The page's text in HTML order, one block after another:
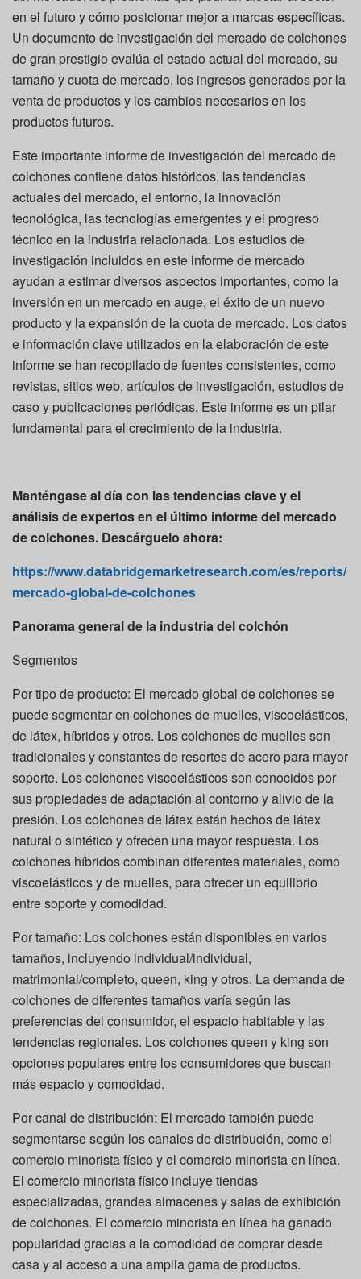
en el futuro y cómo posicionar mejor a marcas específicas.
Un documento de investigación del mercado de colchones
de gran prestigio evalúa el estado actual del mercado, su
tamaño y cuota de mercado, los ingresos generados por la
venta de productos y los cambios necesarios en los
productos futuros.
Este importante informe de investigación del mercado de
colchones contiene datos históricos, las tendencias
actuales del mercado, el entorno, la innovación
tecnológica, las tecnologías emergentes y el progreso
técnico en la industria relacionada. Los estudios de
investigación incluidos en este informe de mercado
ayudan a estimar diversos aspectos importantes, como la
inversión en un mercado en auge, el éxito de un nuevo
producto y la expansión de la cuota de mercado. Los datos
e información clave utilizados en la elaboración de este
informe se han recopilado de fuentes consistentes, como
revistas, sitios web, artículos de investigación, estudios de
caso y publicaciones periódicas. Este informe es un pilar
fundamental para el crecimiento de la industria.
Manténgase al día con las tendencias clave y el
análisis de expertos en el último informe del mercado
de colchones. Descárguelo ahora:
https://www.databridgemarketresearch.com/es/reports/
mercado-global-de-colchones
Panorama general de la industria del colchón
Segmentos
Por tipo de producto: El mercado global de colchones se
puede segmentar en colchones de muelles, viscoelásticos,
de látex, híbridos y otros. Los colchones de muelles son
tradicionales y constantes de resortes de acero para mayor
soporte. Los colchones viscoelásticos son conocidos por
sus propiedades de adaptación al contorno y alivio de la
presión. Los colchones de látex están hechos de látex
natural o sintético y ofrecen una mayor respuesta. Los
colchones híbridos combinan diferentes materiales, como
viscoelásticos y de muelles, para ofrecer un equilibrio
entre soporte y comodidad.
Por tamaño: Los colchones están disponibles en varios
tamaños, incluyendo individual/individual,
matrimonial/completo, queen, king y otros. La demanda de
colchones de diferentes tamaños varía según las
preferencias del consumidor, el espacio habitable y las
tendencias regionales. Los colchones queen y king son
opciones populares entre los consumidores que buscan
más espacio y comodidad.
Por canal de distribución: El mercado también puede
segmentarse según los canales de distribución, como el
comercio minorista físico y el comercio minorista en línea.
El comercio minorista físico incluye tiendas
especializadas, grandes almacenes y salas de exhibición
de colchones. El comercio minorista en línea ha ganado
popularidad gracias a la comodidad de comprar desde
casa y al acceso a una amplia gama de productos.